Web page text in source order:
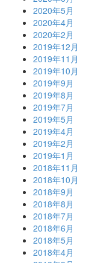
2020年5月
2020年4月
2020年2月
2019年12月
2019年11月
2019年10月
2019年9月
2019年8月
2019年7月
2019年5月
2019年4月
2019年2月
2019年1月
2018年11月
2018年10月
2018年9月
2018年8月
2018年7月
2018年6月
2018年5月
2018年4月